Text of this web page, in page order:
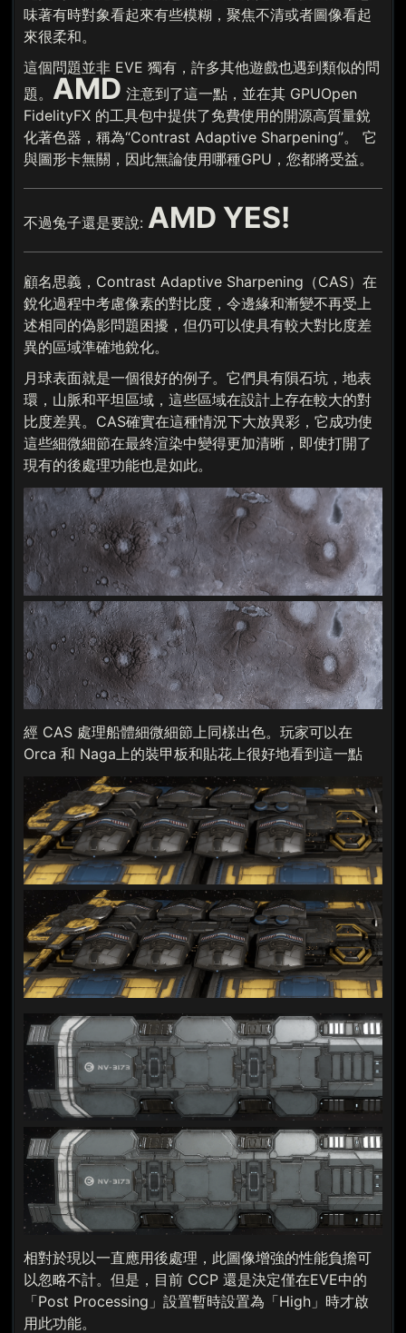
味著有時對象看起來有些模糊，聚焦不清或者圖像看起
來很柔和。
這個問題並非 EVE 獨有，許多其他遊戲也遇到類似的問
題。 AMD 注意到了這一點，並在其 GPUOpen
FidelityFX 的工具包中提供了免費使用的開源高質量銳
化著色器，稱為“Contrast Adaptive Sharpening”。 它
與圖形卡無關，因此無論使用哪種GPU，您都將受益。
不過兔子還是要說: AMD YES!
顧名思義，Contrast Adaptive Sharpening（CAS）在
銳化過程中考慮像素的對比度，令邊緣和漸變不再受上
述相同的偽影問題困擾，但仍可以使具有較大對比度差
異的區域準確地銳化。
月球表面就是一個很好的例子。它們具有隕石坑，地表
環，山脈和平坦區域，這些區域在設計上存在較大的對
比度差異。CAS確實在這種情況下大放異彩，它成功使
這些細微細節在最終渲染中變得更加清晰，即使打開了
現有的後處理功能也是如此。
經 CAS 處理船體細微細節上同樣出色。玩家可以在
Orca 和 Naga上的裝甲板和貼花上很好地看到這一點
相對於現以一直應用後處理，此圖像增強的性能負擔可
以忽略不計。但是，目前 CCP 還是決定僅在EVE中的
「Post Processing」設置暫時設置為「High」時才啟
用此功能。